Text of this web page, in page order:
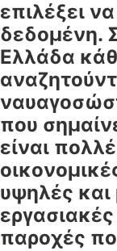
επιλέξει
δεδομένη.
Ελλάδα
που
είναι
υψηλές και
παροχές